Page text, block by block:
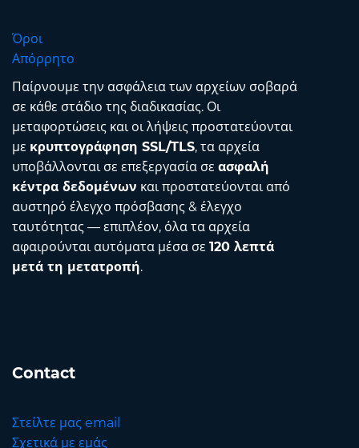
Όροι
Απόρρητο
Παίρνουμε την ασφάλεια των αρχείων σοβαρά
σε κάθε στάδιο της διαδικασίας. Οι
μεταφορτώσεις και οι λήψεις προστατεύονται
με κρυπτογράφηση SSL/TLS, τα αρχεία
υποβάλλονται σε επεξεργασία σε ασφαλή
κέντρα δεδομένων και προστατεύονται από
αυστηρό έλεγχο πρόσβασης & έλεγχο
ταυτότητας — επιπλέον, όλα τα αρχεία
αφαιρούνται αυτόματα μέσα σε 120 λεπτά
μετά τη μετατροπή.
Contact
Στείλτε μας email
Σχετικά με εμάς